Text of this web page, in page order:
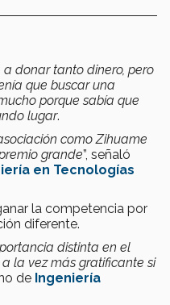
donar tanto dinero, pero
que buscar una
porque sabía que
lugar.
como Zihuame
grande”, señaló
en Tecnologías
la competencia por
diferente.
distinta en el
la vez más gratificante si
de Ingeniería